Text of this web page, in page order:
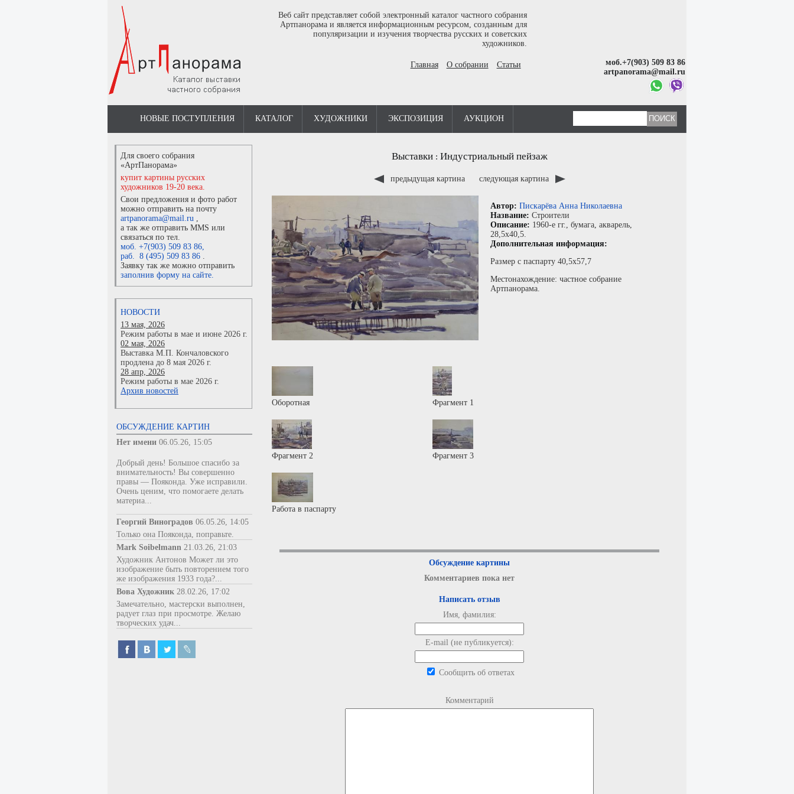
Веб сайт представляет собой электронный каталог частного собрания
Артпанорама и является информационным ресурсом, созданным для
популяризации и изучения творчества русских и советских
художников.
Главная О собрании Статьи
моб.+7(903) 509 83 86
artpanorama@mail.ru
НОВЫЕ ПОСТУПЛЕНИЯ КАТАЛОГ ХУДОЖНИКИ ЭКСПОЗИЦИЯ АУКЦИОН
Для своего собрания
«АртПанорама»
купит картины русских
художников 19-20 века.
Свои предложения и фото работ
можно отправить на почту
artpanorama@mail.ru ,
а так же отправить MMS или
связаться по тел.
моб. +7(903) 509 83 86,
раб. 8 (495) 509 83 86 .
Заявку так же можно отправить
заполнив форму на сайте.
НОВОСТИ
13 мая, 2026
Режим работы в мае и июне 2026 г.
02 мая, 2026
Выставка М.П. Кончаловского
продлена до 8 мая 2026 г.
28 апр, 2026
Режим работы в мае 2026 г.
Архив новостей
ОБСУЖДЕНИЕ КАРТИН
Нет имени 06.05.26, 15:05
Добрый день! Большое спасибо за
внимательность! Вы совершенно
правы — Пояконда. Уже исправили.
Очень ценим, что помогаете делать
материа...
Георгий Виноградов 06.05.26, 14:05
Только она Пояконда, поправьте.
Mark Soibelmann 21.03.26, 21:03
Художник Антонов Может ли это
изображение быть повторением того
же изображения 1933 года?...
Вова Художник 28.02.26, 17:02
Замечательно, мастерски выполнен,
радует глаз при просмотре. Желаю
творческих удач...
Выставки: Индустриальный пейзаж
предыдущая картина следующая картина
Автор: Пискарёва Анна Николаевна
Название: Строители
Описание: 1960-е гг., бумага, акварель,
28,5x40,5.
Дополнительная информация:
Размер с паспарту 40,5х57,7
Местонахождение: частное собрание
Артпанорама.
Оборотная Фрагмент 1
Фрагмент 2 Фрагмент 3
Работа в паспарту
Обсуждение картины
Комментариев пока нет
Написать отзыв
Имя, фамилия:
E-mail (не публикуется):
Сообщить об ответах
Комментарий